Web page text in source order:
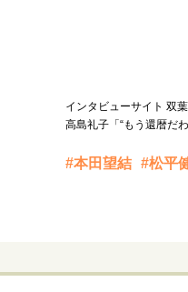
インタビューサイト 双
高島礼子「“もう還暦だ
#本田望結 #松平